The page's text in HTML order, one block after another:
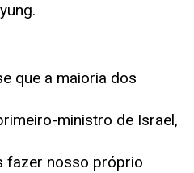
que a maioria dos
ministro de Israel,
fazer nosso próprio